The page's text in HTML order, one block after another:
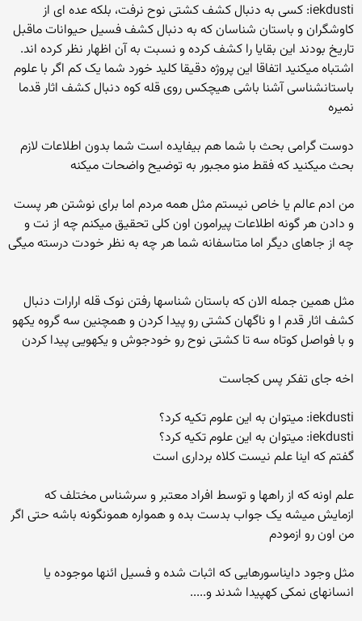
iekdusti: کسی به دنبال کشف کشتی نوح نرفت، بلکه عده ای از
کاوشگران و باستان شناسان که به دنبال کشف فسیل حیوانات ماقبل
تاریخ بودند این بقایا را کشف کرده و نسبت به آن اظهار نظر کرده اند.
اشتباه میکنید اتفاقا این پروژه دقیقا کلید خورد شما یک کم اگر با علوم
باستانشناسی آشنا باشی هیچکس روی قله کوه دنبال کشف اثار قدما
نمیره
دوست گرامی بحث با شما هم بیفایده است شما بدون اطلاعات لازم
بحث میکنید که فقط منو مجبور به توضیح واضحات میکنه
من ادم عالم یا خاص نیستم مثل همه مردم اما برای نوشتن هر پست
و دادن هر گونه اطلاعات پیرامون اون کلی تحقیق میکنم چه از نت و
چه از جاهای دیگر اما متاسفانه شما هر چه به نظر خودت درسته میگی
مثل همین جمله الان که باستان شناسها رفتن نوک قله ارارات دنبال
کشف اثار قدم ا و ناگهان کشتی رو پیدا کردن و همچنین سه گروه یکهو
و با فواصل کوتاه سه تا کشتی نوح رو خودجوش و یکهویی پیدا کردن
اخه جای تفکر پس کجاست
iekdusti: میتوان به این علوم تکیه کرد؟
iekdusti: میتوان به این علوم تکیه کرد؟
گفتم که اینا علم نیست کلاه برداری است
علم اونه که از راهها و توسط افراد معتبر و سرشناس مختلف که
ازمایش میشه یک جواب بدست بده و همواره همونگونه باشه حتی اگر
من اون رو ازمودم
مثل وجود دایناسورهایی که اثبات شده و فسیل ائنها موجوده یا
انسانهای نمکی کهپیدا شدند و.....